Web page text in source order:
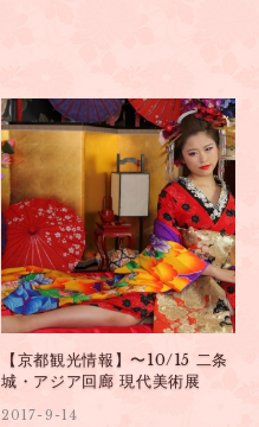
【京都観光情報】〜10/15 二条
城・アジア回廊 現代美術展
2017-9-14